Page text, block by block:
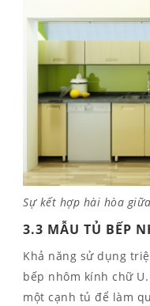
Sự kết hợp hài hòa
3.3 MẪU TỦ BẾP
Khả năng sử dụng
bếp nhôm kính chữ
một cạnh tủ để làm